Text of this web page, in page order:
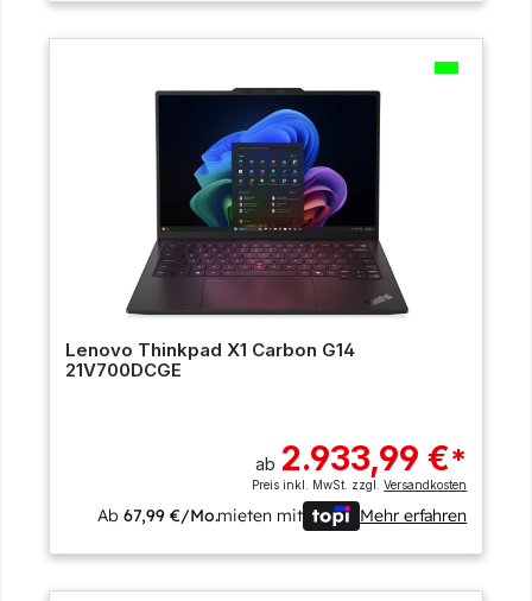
Lenovo Thinkpad X1 Carbon G14
21V700DCGE
ab 2.933,99 €*
Preis inkl. MwSt. zzgl.Versandkosten
Ab67,99 €/Mo.mieten mit Mehr erfahren